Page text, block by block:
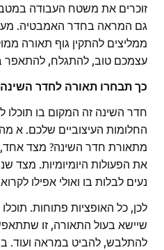
זוכרים את משטח העבודה
גם המראה בחדר האמבטיה.
ממליצים להתקין גוף תאורה
עצמכם טוב, להתגלח, להתאפר
כך תבחרו תאורה לחדר השינה
חדר השינה זה המקום בו
החלומות העיצוביים שלכם. א
מתאורת חדר השינה? מצד אחד,
את הפעולות היומיומיות. מצד
נעים לבלות בו ואולי אפילו
לכן, כל האופציות פתוחות.
שיישא בעול התאורה, זו
להתלבש, להביט במראה ועוד.